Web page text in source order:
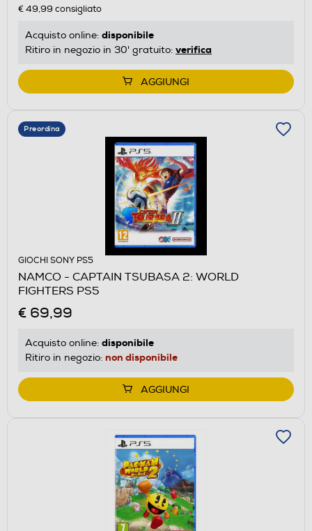
€ 49,99 consigliato
Acquisto online: disponibile
Ritiro in negozio in 30' gratuito: verifica
AGGIUNGI
Preordina
GIOCHI SONY PS5
NAMCO - CAPTAIN TSUBASA 2: WORLD
FIGHTERS PS5
€ 69,99
Acquisto online: disponibile
Ritiro in negozio: non disponibile
AGGIUNGI